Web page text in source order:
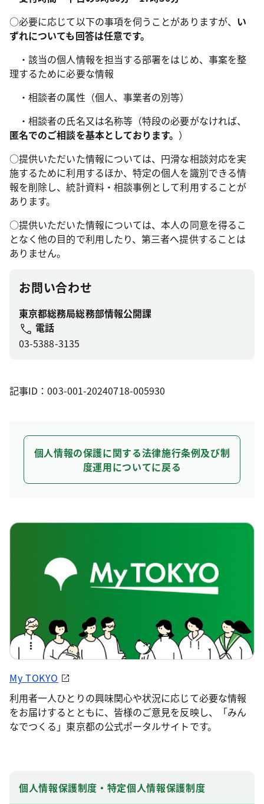
○必要に応じて以下の事項を伺うことがありますが、 い
ずれについても回答は任意です。
・該当の個人情報を担当する部署をはじめ、事案を整
理するために必要な情報
・相談者の属性（個人、事業者の別等）
・相談者の氏名又は名称等（特段の必要がなければ、
匿名でのご相談を基本としております。 ）
○提供いただいた情報については、円滑な相談対応を実
施するために利用するほか、特定の個人を識別できる情
報を削除し、統計資料・相談事例として利用することが
あります。
○提供いただいた情報については、本人の同意を得るこ
となく他の目的で利用したり、第三者へ提供することは
ありません。
お問い合わせ
東京都総務局総務部情報公開課
電話
03-5388-3135
記事ID：003-001-20240718-005930
個人情報の保護に関する法律施行条例及び制
度運用についてに戻る
My TOKYO
利用者一人ひとりの興味関心や状況に応じて必要な情報
をお届けするとともに、皆様のご意見を反映し、「みん
なでつくる」東京都の公式ポータルサイトです。
個人情報保護制度・特定個人情報保護制度